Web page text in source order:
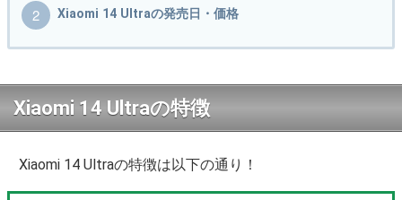
Xiaomi 14 Ultraの発売日・価格
Xiaomi 14 Ultraの特徴
Xiaomi 14 Ultraの特徴は以下の通り！